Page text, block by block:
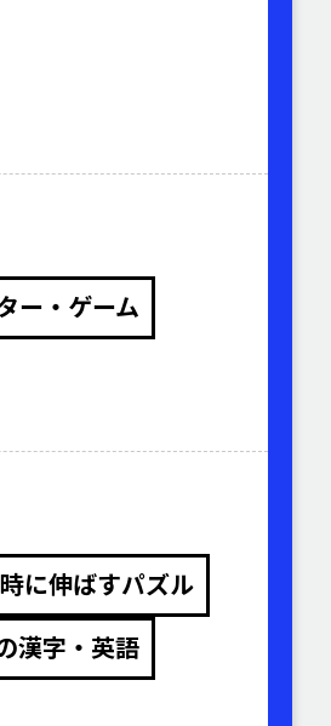
ー・ゲーム
に伸ばすパズル
漢字・英語